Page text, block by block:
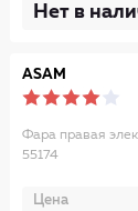
Нет в
ASAM
Фара правая
55174
Цена